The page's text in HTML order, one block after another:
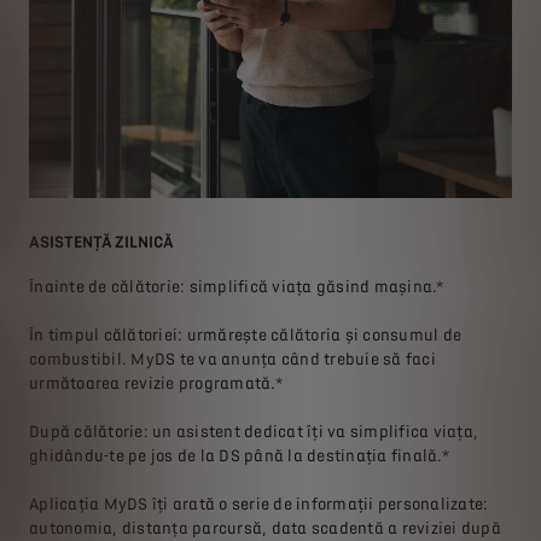
ASISTENȚĂ ZILNICĂ
Înainte de călătorie: simplifică viața găsind mașina.*
În timpul călătoriei: urmărește călătoria și consumul de
combustibil. MyDS te va anunța când trebuie să faci
următoarea revizie programată.*
După călătorie: un asistent dedicat îţi va simplifica viața,
ghidându-te pe jos de la DS până la destinația finală.*
Aplicația MyDS îți arată o serie de informații personalizate:
autonomia, distanța parcursă, data scadentă a reviziei după